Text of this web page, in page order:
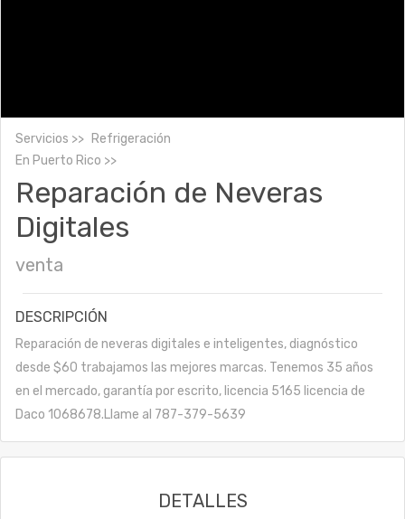
Servicios
Refrigeración
En Puerto Rico
Reparación de Neveras
Digitales
venta
DESCRIPCIÓN
Reparación de neveras digitales e inteligentes, diagnóstico
desde $60 trabajamos las mejores marcas. Tenemos 35 años
en el mercado, garantía por escrito, licencia 5165 licencia de
Daco 1068678.Llame al 787-379-5639
DETALLES